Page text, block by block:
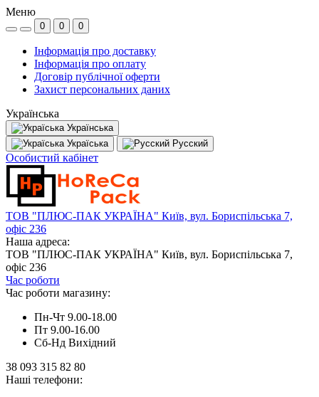
Меню
0 0 0
Інформація про доставку
Інформація про оплату
Договір публічної оферти
Захист персональних даних
Українська
Українська
Україська
Русский
Особистий кабінет
ТОВ "ПЛЮС-ПАК УКРАЇНА" Київ, вул. Бориспільська 7,
офіс 236
Наша адреса:
ТОВ "ПЛЮС-ПАК УКРАЇНА" Київ, вул. Бориспільська 7,
офіс 236
Час роботи
Час роботи магазину:
Пн-Чт 9.00-18.00
Пт 9.00-16.00
Сб-Нд Вихідний
38 093 315 82 80
Наші телефони: